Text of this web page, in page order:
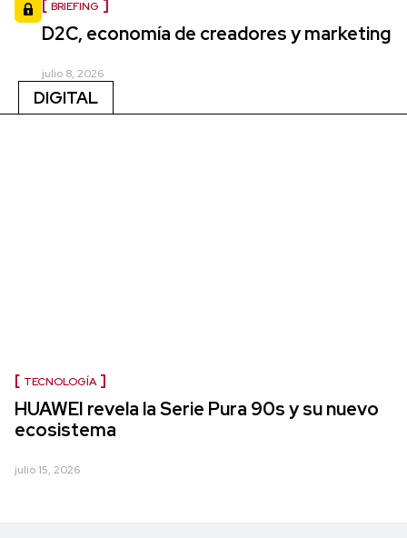
BRIEFING
D2C, economía de creadores y marketing
julio 8, 2026
DIGITAL
TECNOLOGÍA
HUAWEI revela la Serie Pura 90s y su nuevo
ecosistema
julio 15, 2026